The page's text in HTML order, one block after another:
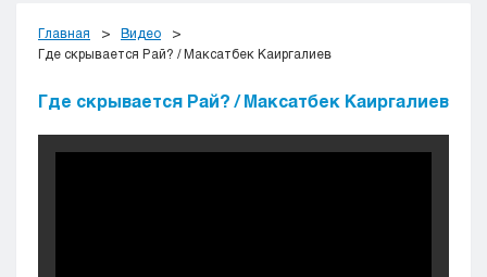
Атырау
Караганда
Костанай
Главная
Видео
Где скрывается Рай? / Максатбек Каиргалиев
Где скрывается Рай? / Максатбек Каиргалиев